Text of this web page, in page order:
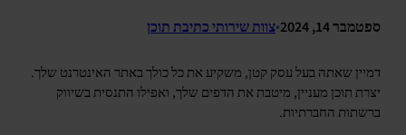
ספטמבר 14, 2024 •צוות שירותי כתיבת תוכן
דמיין שאתה בעל עסק קטן, משקיע את כל כולך באתר האינטרנט שלך.
יצרת תוכן מעניין, מיטבת את הדפים שלך, ואפילו התנסית בשיווק
ברשתות החברתיות.